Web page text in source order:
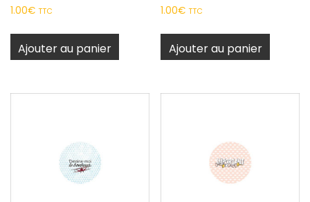
1.00€ TTC
Ajouter au panier
1.00€ TTC
Ajouter au panier